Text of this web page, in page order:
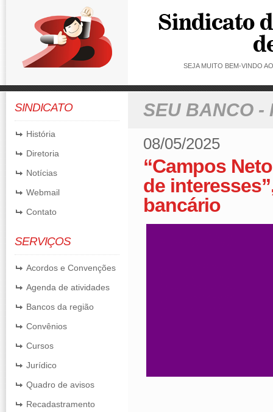
SEJA MUITO BEM-VINDO
SINDICATO
História
Diretoria
Notícias
Webmail
Contato
SERVIÇOS
Acordos e Convenções
Agenda de atividades
Bancos da região
Convênios
Cursos
Jurídico
Quadro de avisos
Recadastramento
SEU BANCO -
08/05/2025
“Campos
de
bancário